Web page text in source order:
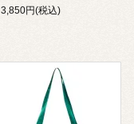
3,850円(税込)